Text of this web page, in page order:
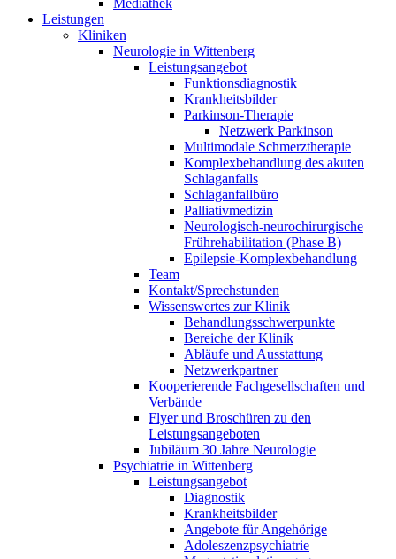
Mediathek
Leistungen
Kliniken
Neurologie in Wittenberg
Leistungsangebot
Funktionsdiagnostik
Krankheitsbilder
Parkinson-Therapie
Netzwerk Parkinson
Multimodale Schmerztherapie
Komplexbehandlung des akuten
Schlaganfalls
Schlaganfallbüro
Palliativmedizin
Neurologisch-neurochirurgische
Frührehabilitation (Phase B)
Epilepsie-Komplexbehandlung
Team
Kontakt/Sprechstunden
Wissenswertes zur Klinik
Behandlungsschwerpunkte
Bereiche der Klinik
Abläufe und Ausstattung
Netzwerkpartner
Kooperierende Fachgesellschaften und
Verbände
Flyer und Broschüren zu den
Leistungsangeboten
Jubiläum 30 Jahre Neurologie
Psychiatrie in Wittenberg
Leistungsangebot
Diagnostik
Krankheitsbilder
Angebote für Angehörige
Adoleszenzpsychiatrie